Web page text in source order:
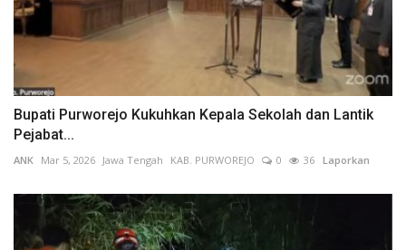
Bupati Purworejo Kukuhkan Kepala Sekolah dan Lantik
Pejabat...
ANK Mar 5, 2026 Jawa Tengah KAB. PURWOREJO 0 36 Laporkan